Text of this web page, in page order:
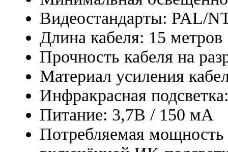
Видеостандарты: PAL/
Длина кабеля: 15 метров
Прочность кабеля на
Материал усиления
Инфракрасная
Питание: 3,7В / 150 мА
Потребляемая